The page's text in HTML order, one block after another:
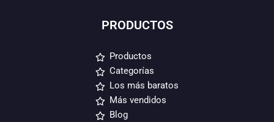
PRODUCTOS
Productos
Categorías
Los más baratos
Más vendidos
Blog